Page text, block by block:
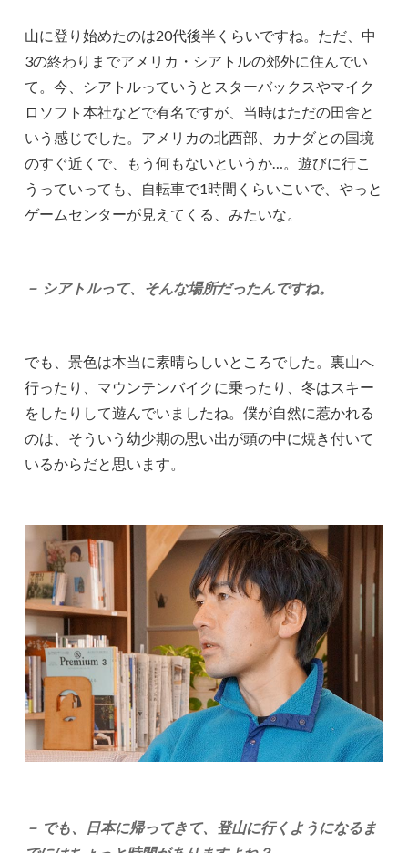
山に登り始めたのは20代後半くらいですね。ただ、中
3の終わりまでアメリカ・シアトルの郊外に住んでい
て。今、シアトルっていうとスターバックスやマイク
ロソフト本社などで有名ですが、当時はただの田舎と
いう感じでした。アメリカの北西部、カナダとの国境
のすぐ近くで、もう何もないというか…。遊びに行こ
うっていっても、自転車で1時間くらいこいで、やっと
ゲームセンターが見えてくる、みたいな。
－ シアトルって、そんな場所だったんですね。
でも、景色は本当に素晴らしいところでした。裏山へ
行ったり、マウンテンバイクに乗ったり、冬はスキー
をしたりして遊んでいましたね。僕が自然に惹かれる
のは、そういう幼少期の思い出が頭の中に焼き付いて
いるからだと思います。
－ でも、日本に帰ってきて、登山に行くようになるま